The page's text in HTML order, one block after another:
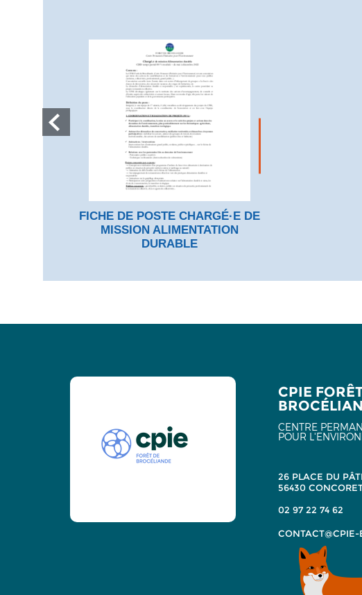
FICHE DE POSTE CHARGÉ·E DE
MISSION ALIMENTATION
DURABLE
CPIE
CENTRE
POUR
26 PLACE DU
56430
02 97 22 74 62